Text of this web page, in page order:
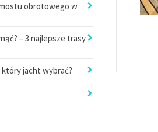
obrotowego w
– 3 najlepsze trasy
który jacht wybrać?